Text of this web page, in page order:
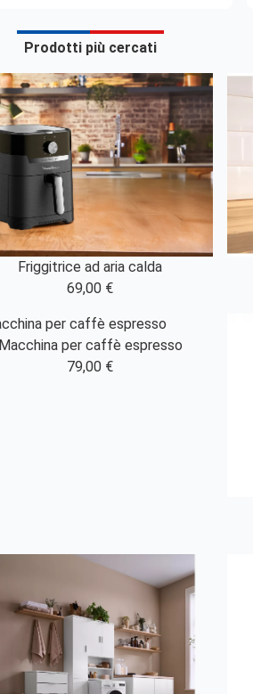
Prodotti più cercati
Friggitrice ad aria calda
69,00 €
Macchina per caffè espresso
79,00 €